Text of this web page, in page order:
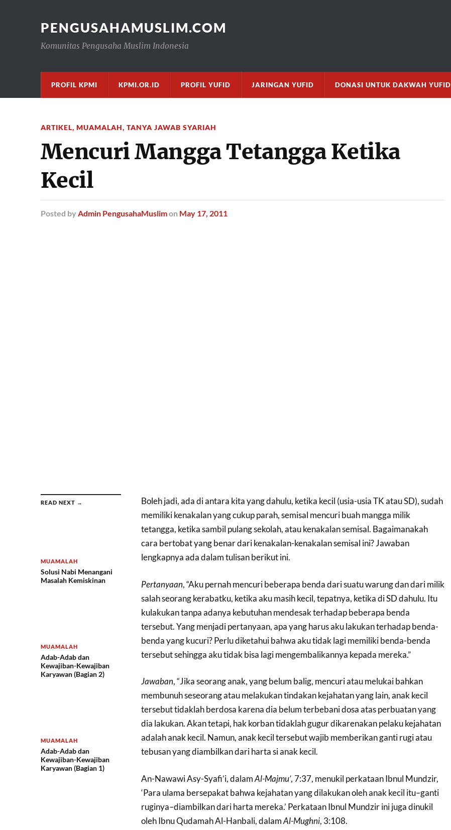
PENGUSAHAMUSLIM.COM
Komunitas Pengusaha Muslim Indonesia
PROFIL KPMI KPMI.OR.ID PROFIL YUFID JARINGAN YUFID DONASI UNTUK DAKWAH YUFID
ARTIKEL, MUAMALAH, TANYA JAWAB SYARIAH
Mencuri Mangga Tetangga Ketika
Kecil
Posted by Admin PengusahaMuslimon May 17, 2011
READ NEXT →
MUAMALAH
Solusi Nabi Menangani
Masalah Kemiskinan
MUAMALAH
Adab-Adab dan
Kewajiban-Kewajiban
Karyawan (Bagian 2)
MUAMALAH
Adab-Adab dan
Kewajiban-Kewajiban
Karyawan (Bagian 1)
Boleh jadi, ada di antara kita yang dahulu, ketika kecil (usia-usia TK atau SD), sudah
memiliki kenakalan yang cukup parah, semisal mencuri buah mangga milik
tetangga, ketika sambil pulang sekolah, atau kenakalan semisal. Bagaimanakah
cara bertobat yang benar dari kenakalan-kenakalan semisal ini? Jawaban
lengkapnya ada dalam tulisan berikut ini.
Pertanyaan, “Aku pernah mencuri beberapa benda dari suatu warung dan dari milik
salah seorang kerabatku, ketika aku masih kecil, tepatnya, ketika di SD dahulu. Itu
kulakukan tanpa adanya kebutuhan mendesak terhadap beberapa benda
tersebut. Yang menjadi pertanyaan, apa yang harus aku lakukan terhadap benda-
benda yang kucuri? Perlu diketahui bahwa aku tidak lagi memiliki benda-benda
tersebut sehingga aku tidak bisa lagi mengembalikannya kepada mereka.”
Jawaban, “Jika seorang anak, yang belum balig, mencuri atau melukai bahkan
membunuh seseorang atau melakukan tindakan kejahatan yang lain, anak kecil
tersebut tidaklah berdosa karena dia belum terbebani dosa atas perbuatan yang
dia lakukan. Akan tetapi, hak korban tidaklah gugur dikarenakan pelaku kejahatan
adalah anak kecil. Namun, anak kecil tersebut wajib memberikan ganti rugi atau
tebusan yang diambilkan dari harta si anak kecil.
An-Nawawi Asy-Syafi’i, dalamAl-Majmu’, 7:37, menukil perkataan Ibnul Mundzir,
‘Para ulama bersepakat bahwa kejahatan yang dilakukan oleh anak kecil itu–ganti
ruginya–diambilkan dari harta mereka.’ Perkataan Ibnul Mundzir ini juga dinukil
oleh Ibnu Qudamah Al-Hanbali, dalamAl-Mughni, 3:108.